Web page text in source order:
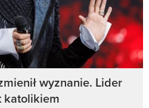
wyznanie. Lider
katolikiem